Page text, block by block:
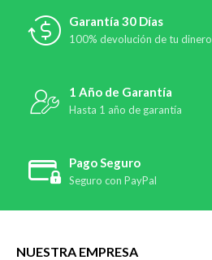
Garantía 30 Días
100% devolución de tu dinero
1 Año de Garantía
Hasta 1 año de garantía
Pago Seguro
Seguro con PayPal
NUESTRA EMPRESA